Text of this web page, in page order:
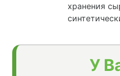
хранения
У